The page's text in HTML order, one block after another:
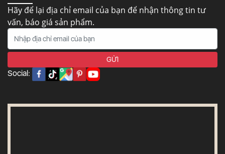
Hãy để lại địa chỉ email của bạn để nhận thông tin tư
vấn, báo giá sản phẩm.
Social: